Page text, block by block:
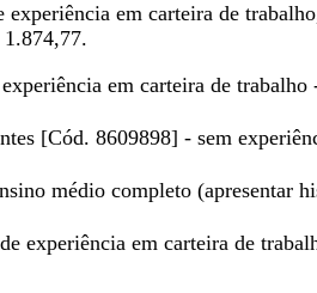
em carteira de
em carteira de
[Cód. 8609898] - sem
médio completo (apresentar
experiência em carteira de